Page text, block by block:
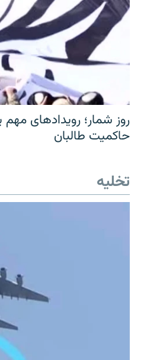
روز شمار؛ رویدادهای
حاکمیت طالبان
تخلیه